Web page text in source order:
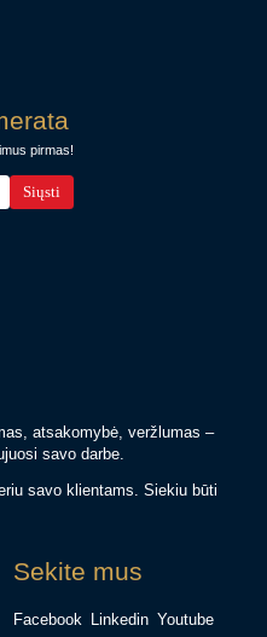
pirmas!
Siųsti
atsakomybė, veržlumas –
savo darbe.
savo klientams. Siekiu būti
Sekite mus
Facebook Linkedin Youtube